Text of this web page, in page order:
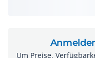
Um Preise,